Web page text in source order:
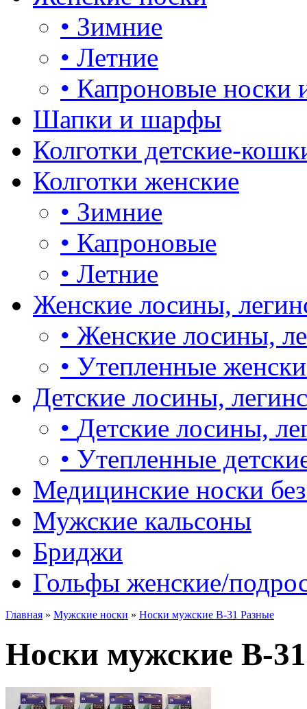
• Зимние
• Летние
• Капроновые носки
Шапки и шарфы
Колготки детские-
Колготки женские
• Зимние
• Капроновые
• Летние
Женские лосины,
• Женские лосины,
• Утепленные
Детские лосины,
• Детские лосины,
• Утепленные
Медицинские носки
Мужские кальсоны
Бриджи
Гольфы женские/
Главная » Мужские носки » Носки мужские B-31 Разные
Носки мужские B-